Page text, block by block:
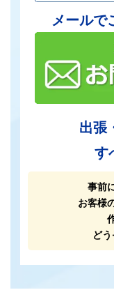
メールで
出張
す
事前
お客様
ど